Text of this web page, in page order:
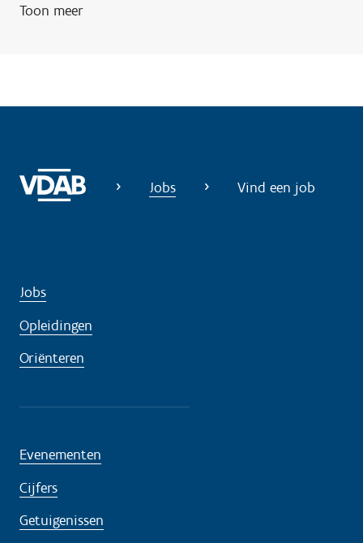
Toon meer
Jobs Vind een job
Jobs
Opleidingen
Oriënteren
Evenementen
Cijfers
Getuigenissen